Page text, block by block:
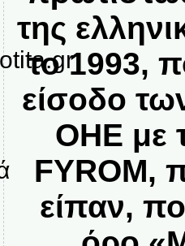
της
το 1993,
είσοδο
ΟΗΕ με
FYROM,
είπαν,